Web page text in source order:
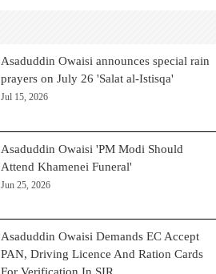
Asaduddin Owaisi announces special rain
prayers on July 26 'Salat al-Istisqa'
Jul 15, 2026
Asaduddin Owaisi 'PM Modi Should
Attend Khamenei Funeral'
Jun 25, 2026
Asaduddin Owaisi Demands EC Accept
PAN, Driving Licence And Ration Cards